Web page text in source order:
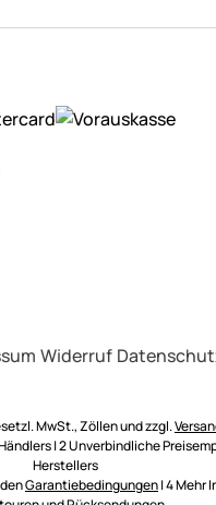
Widerruf
MwSt., Zöllen und zzgl.
| 2 Unverbindliche
Herstellers
Garantiebedingungen| 4 Mehr